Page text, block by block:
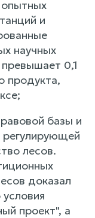
и
научных
0,1
продукта,
базы и
регулирующей
лесов.
доказал
проект", а